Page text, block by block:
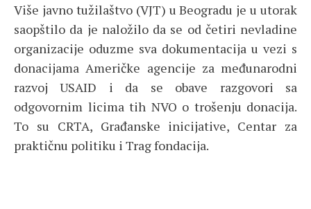
Više javno tužilaštvo (VJT) u Beogradu je u utorak
saopštilo da je naložilo da se od četiri nevladine
organizacije oduzme sva dokumentacija u vezi s
donacijama Američke agencije za međunarodni
razvoj USAID i da se obave razgovori sa
odgovornim licima tih NVO o trošenju donacija.
To su CRTA, Građanske inicijative, Centar za
praktičnu politiku i Trag fondacija.